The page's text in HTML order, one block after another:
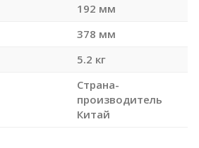
192 мм
378 мм
5.2 кг
Страна-
производитель
Китай